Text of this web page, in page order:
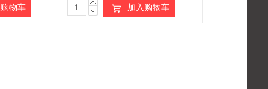
物车 加入购物车